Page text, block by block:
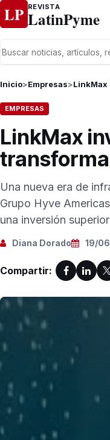
Ir al contenido
LP REVISTA
LatinPyme
Inicio>Empresas>LinkMax
EMPRESAS
LinkMax
Una nueva era de
Grupo Hyve
una inversión
Diana Dorado 19/
Compartir: